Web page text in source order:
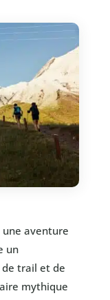
aventure
un
trail et de
mythique